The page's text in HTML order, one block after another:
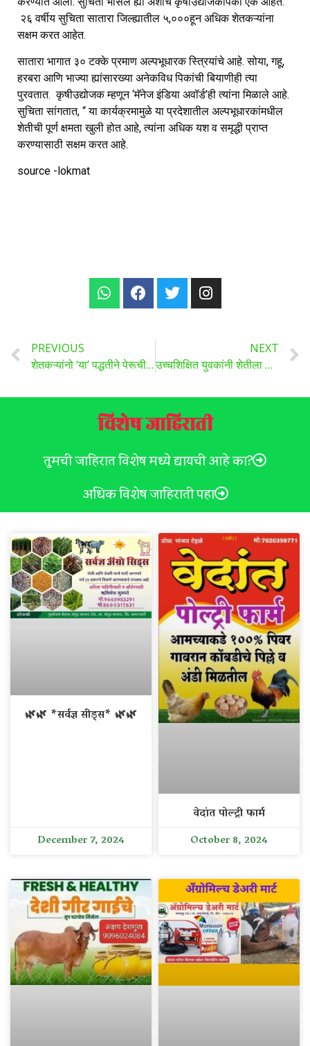
२६ वर्षीय सुचिता सातारा जिल्ह्यातील ५,०००हून अधिक शेतकऱ्यांना
सक्षम करत आहेत.
सातारा भागात ३० टक्के प्रमाण अल्पभूधारक स्त्रियांचे आहे. सोया, गहू,
हरबरा आणि भाज्या ह्यांसारख्या अनेकविध पिकांची बियाणीही त्या
पुरवतात. कृषीउद्योजक म्हणून ‘मॅनेज इंडिया अवॉर्ड’ही त्यांना मिळाले आहे.
सुचिता सांगतात, “ या कार्यक्रमामुळे या प्रदेशातील अल्पभूधारकांमधील
शेतीची पूर्ण क्षमता खुली होत आहे, त्यांना अधिक यश व समृद्धी प्राप्त
करण्यासाठी सक्षम करत आहे.
source -lokmat
PREVIOUS
शेतकऱ्यांनो ‘या’ पद्धतीने पेरूची लागवड करा, कमी वेळात जास्त उत्पन्न मिळेल
NEXT
उच्चशिक्षित युवकांनी शेतीला दिला उद्योगाचा दर्जा; रोपनिर्मितीतून साधली आर्थिक उन्नती!
विशेष जाहिराती
तुमची जाहिरात विशेष मध्ये द्यायची आहे का?
अधिक विशेष जाहिराती पहा
🌿🌿 *सर्वज्ञ सीड्स* 🌿🌿
December 7, 2024
वेदांत पोल्ट्री फार्म
October 8, 2024